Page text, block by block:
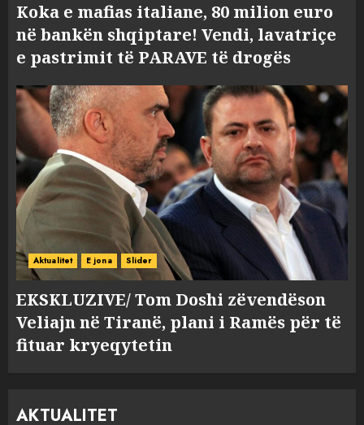
Koka e mafias italiane, 80 milion euro
në bankën shqiptare! Vendi, lavatriçe
e pastrimit të PARAVE të drogës
Aktualitet E jona Slider
EKSKLUZIVE/ Tom Doshi zëvendëson
Veliajn në Tiranë, plani i Ramës për të
fituar kryeqytetin
AKTUALITET